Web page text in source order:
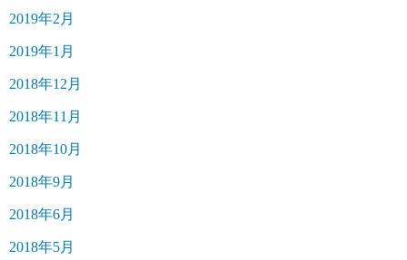
2019年2月
2019年1月
2018年12月
2018年11月
2018年10月
2018年9月
2018年6月
2018年5月